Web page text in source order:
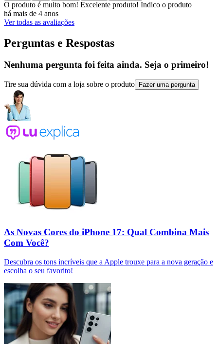
O produto é muito bom! Excelente produto! Indico o produto
há mais de 4 anos
Ver todas as avaliações
Perguntas e Respostas
Nenhuma pergunta foi feita ainda. Seja o primeiro!
Tire sua dúvida com a loja sobre o produto Fazer uma pergunta
As Novas Cores do iPhone 17: Qual Combina Mais
Com Você?
Descubra os tons incríveis que a Apple trouxe para a nova geração e
escolha o seu favorito!